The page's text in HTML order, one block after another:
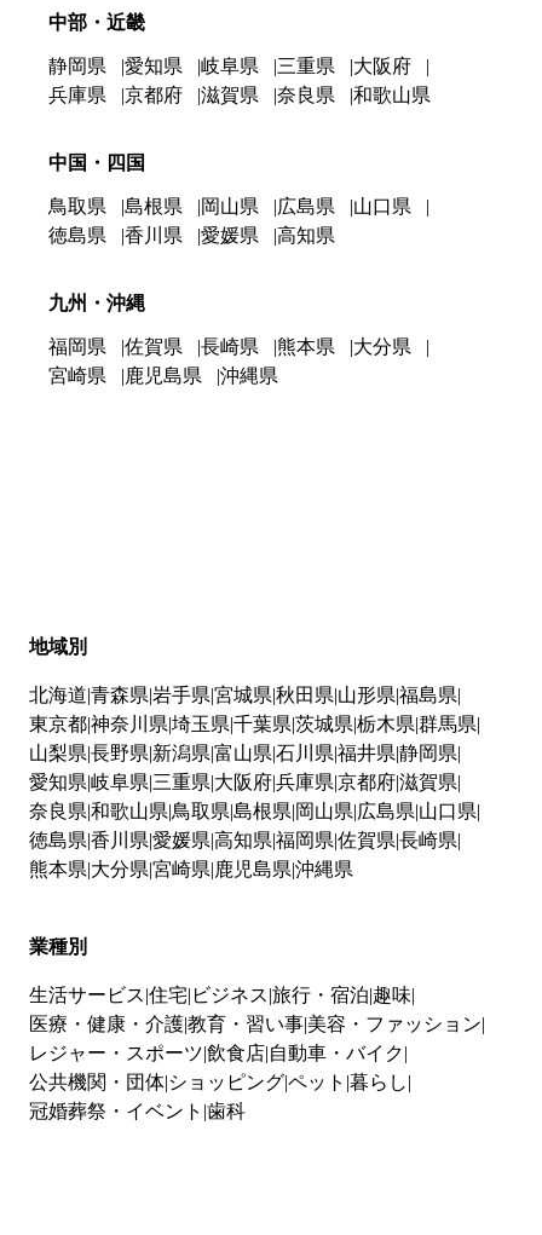
中部・近畿
静岡県 愛知県 岐阜県 三重県
大阪府
兵庫県
京都府 滋賀県 奈良県 和歌山県
中国・四国
鳥取県 島根県 岡山県 広島県
山口県
徳島県
香川県 愛媛県 高知県
九州・沖縄
福岡県 佐賀県 長崎県 熊本県
大分県
宮崎県
鹿児島県 沖縄県
地域別
北海道 青森県 岩手県 宮城県 秋田県 山形県 福島県
東京都神奈川県 埼玉県 千葉県 茨城県 栃木県 群馬県
山梨県 長野県 新潟県 富山県 石川県 福井県 静岡県
愛知県 岐阜県 三重県 大阪府兵庫県 京都府滋賀県
奈良県 和歌山県 鳥取県 島根県 岡山県 広島県 山口県
徳島県 香川県 愛媛県 高知県 福岡県 佐賀県 長崎県
熊本県 大分県 宮崎県 鹿児島県 沖縄県
業種別
生活サービス 住宅 ビジネス 旅行・宿泊 趣味
医療・健康・介護教育・習い事 美容・ファッション
レジャー・スポーツ 飲食店 自動車・バイク
公共機関・団体 ショッピングペット 暮らし
冠婚葬祭・イベント 歯科